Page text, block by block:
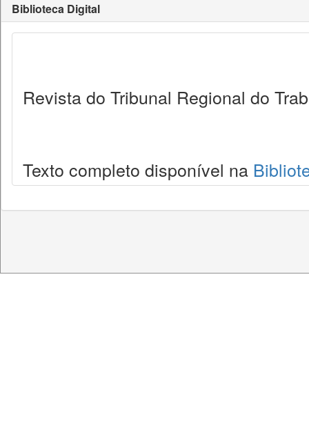
Biblioteca Digital
Revista do Tribunal Regional do
Texto completo disponível na